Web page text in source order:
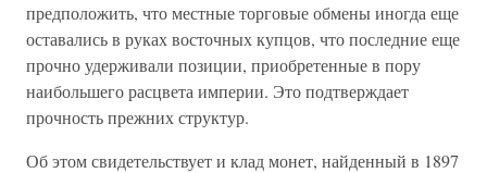
предположить, что местные торговые обмены иногда еще
оставались в руках восточных купцов, что последние еще
прочно удерживали позиции, приобретенные в пору
наибольшего расцвета империи. Это подтверждает
прочность прежних структур.
Об этом свидетельствует и клад монет, найденный в 1897